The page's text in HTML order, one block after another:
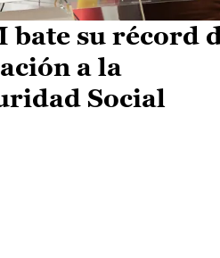
bate su récord
a la
Social